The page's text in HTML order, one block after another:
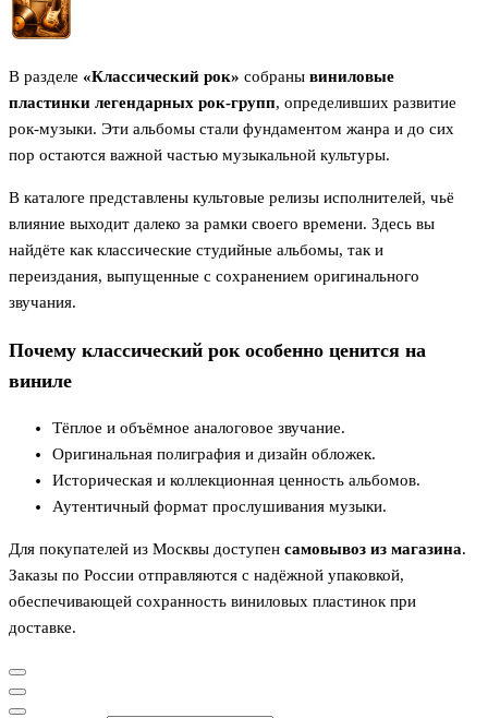
В разделе «Классический рок» собраны виниловые
пластинки легендарных рок-групп, определивших развитие
рок-музыки. Эти альбомы стали фундаментом жанра и до сих
пор остаются важной частью музыкальной культуры.
В каталоге представлены культовые релизы исполнителей, чьё
влияние выходит далеко за рамки своего времени. Здесь вы
найдёте как классические студийные альбомы, так и
переиздания, выпущенные с сохранением оригинального
звучания.
Почему классический рок особенно ценится на
виниле
Тёплое и объёмное аналоговое звучание.
Оригинальная полиграфия и дизайн обложек.
Историческая и коллекционная ценность альбомов.
Аутентичный формат прослушивания музыки.
Для покупателей из Москвы доступен самовывоз из магазина.
Заказы по России отправляются с надёжной упаковкой,
обеспечивающей сохранность виниловых пластинок при
доставке.